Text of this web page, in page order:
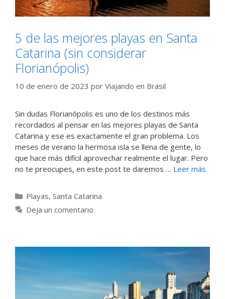
5 de las mejores playas en Santa
Catarina (sin considerar
Florianópolis)
10 de enero de 2023 por Viajando en Brasil
Sin dudas Florianópolis es uno de los destinos más
recordados al pensar en las mejores playas de Santa
Catarina y ese es exactamente el gran problema. Los
meses de verano la hermosa isla se llena de gente, lo
que hace más difícil aprovechar realmente el lugar. Pero
no te preocupes, en este post te daremos … Leer más
Categorías
Playas, Santa Catarina
Deja un comentario